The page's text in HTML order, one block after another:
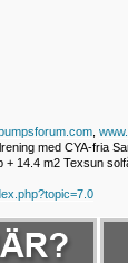
,
med CYA-fria
14.4 m2 Texsun